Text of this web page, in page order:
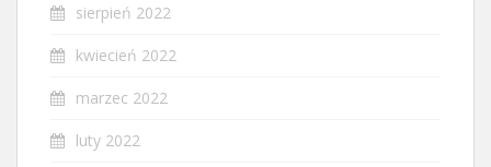
sierpień 2022
kwiecień 2022
marzec 2022
luty 2022